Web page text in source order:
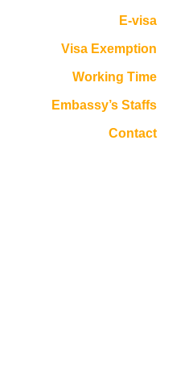
E-visa
Visa Exemption
Working Time
Embassy’s Staffs
Contact